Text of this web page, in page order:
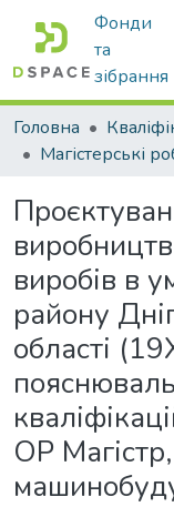
Фонди
та
зібрання
Головна
Магістерські
виробів в
району
області
ОР